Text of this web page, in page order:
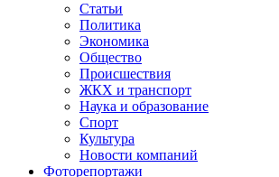
Статьи
Политика
Экономика
Общество
Происшествия
ЖКХ и транспорт
Наука и образование
Спорт
Культура
Новости компаний
Фоторепортажи